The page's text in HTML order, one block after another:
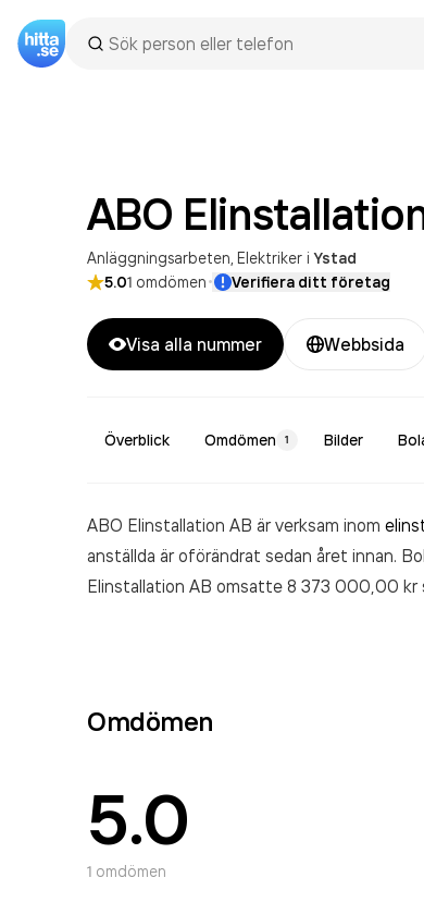
ABO
Anläggningsarbeten Elektriker i Ystad
5.01 omdömen· Verifiera ditt företag
Visa alla nummer Webbsida
Överblick Omdömen 1 Bilder
ABO Elinstallation AB är verksam inom
anställda är oförändrat sedan året innan.
Elinstallation AB omsatte 8 373 000,00 kr
Omdömen
5.0
1 omdömen